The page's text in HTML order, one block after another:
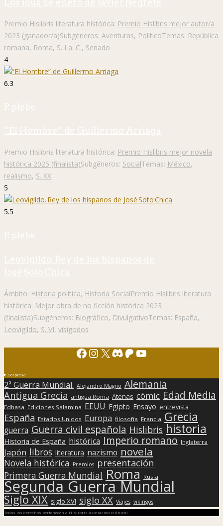
Los idus de enero de Javier Negrete
Premio Hislibris literatura histórica: Premio Hislibris mejor autor/a
2023 (ganador/a)Subgéneros: Aventuras, PolíticoTemas: República
romana, Roma, S. I a. C., Senado
4
6.3
P. plebe
“El Hombre” de Guillermo Arriaga
Premio Hislibris literatura histórica: Premio Hislibris mejor novela
histórica 2025 (finalista)Subgéneros: SocialTemas: México,
realismo, S. XX
5
5.5
P. plebe
Leovigildo. Rey de los hispanos de
José Soto Chica
Ámbito: Historia política, Historia SocialPremio Hislibris literatura
histórica: Mejor obra de no ficción histórica 2023
(finalista)Subgéneros: Biográfico, DivulgativoTemas: España,
Leovigildo, S. VI, visigodos
Facebook
Instagram
X Discord
Patreon
YouTube
Sorpresa
2ª Guerra Mundial. Alejandro Magno Alemania
Antigua Grecia antigua Roma Atenas cómic Edad Media
Edhasa Ediciones Salamina EEUU Egipto Ensayo entrevista
España Estados Unidos Europa filosofía Francia Grecia
guerra Guerra civil española Hislibris historia
Historia de España histórica Imperio romano Inglaterra
Japón libros literatura nazismo novela
Novela histórica Premios presentación
Primera Guerra Mundial Roma Rusia
Segunda Guerra Mundial
Siglo XIX siglo XVI siglo XX Viajes vikingos
Todos los derechos pertenecen a Hislibris Asociación cultural